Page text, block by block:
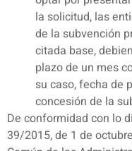
la solicitud, las
de la subvención
citada base,
plazo de un mes
su caso, fecha de
concesión de la
De conformidad con lo
39/2015, de 1 de